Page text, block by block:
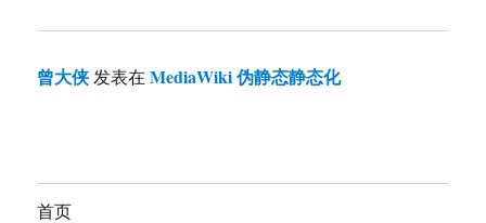
曾大侠发表在MediaWiki 伪静态静态化
首页